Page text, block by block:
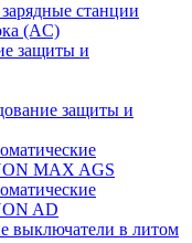
станции
(AC)
защиты и
защиты и
MAX AGS
AD
выключатели в литом